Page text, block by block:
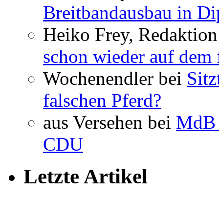
Breitbandausbau in
Heiko Frey,
schon wieder auf dem
Wochenendler bei
falschen Pferd?
aus Versehen bei MdB
CDU
Letzte Artikel